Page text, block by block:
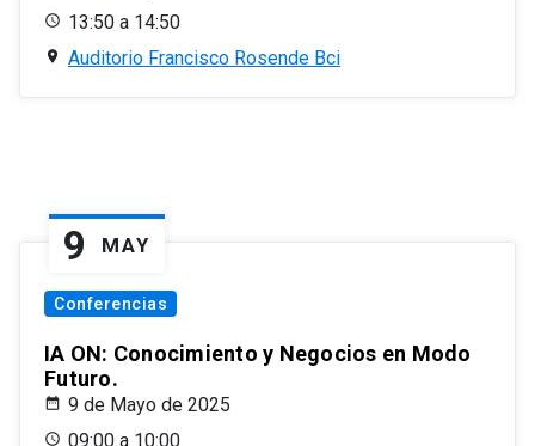
13:50 a 14:50
Auditorio Francisco Rosende Bci
9 MAY
Conferencias
IA ON: Conocimiento y Negocios en Modo
Futuro.
9 de Mayo de 2025
09:00 a 10:00